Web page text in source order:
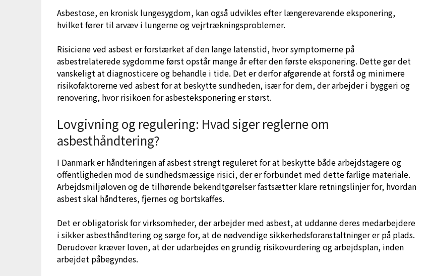
Asbestose, en kronisk lungesygdom, kan også udvikles efter længerevarende eksponering,
hvilket fører til arvæv i lungerne og vejrtrækningsproblemer.
Risiciene ved asbest er forstærket af den lange latenstid, hvor symptomerne på
asbestrelaterede sygdomme først opstår mange år efter den første eksponering. Dette gør det
vanskeligt at diagnosticere og behandle i tide. Det er derfor afgørende at forstå og minimere
risikofaktorerne ved asbest for at beskytte sundheden, især for dem, der arbejder i byggeri og
renovering, hvor risikoen for asbesteksponering er størst.
Lovgivning og regulering: Hvad siger reglerne om
asbesthåndtering?
I Danmark er håndteringen af asbest strengt reguleret for at beskytte både arbejdstagere og
offentligheden mod de sundhedsmæssige risici, der er forbundet med dette farlige materiale.
Arbejdsmiljøloven og de tilhørende bekendtgørelser fastsætter klare retningslinjer for, hvordan
asbest skal håndteres, fjernes og bortskaffes.
Det er obligatorisk for virksomheder, der arbejder med asbest, at uddanne deres medarbejdere
i sikker asbesthåndtering og sørge for, at de nødvendige sikkerhedsforanstaltninger er på plads.
Derudover kræver loven, at der udarbejdes en grundig risikovurdering og arbejdsplan, inden
arbejdet påbegyndes.